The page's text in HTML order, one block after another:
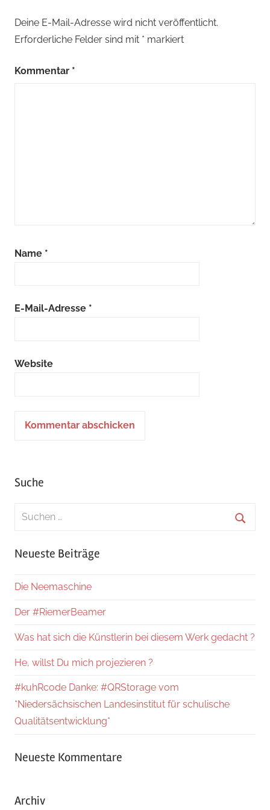
Deine E-Mail-Adresse wird nicht veröffentlicht.
Erforderliche Felder sind mit * markiert
Kommentar *
Name *
E-Mail-Adresse *
Website
Suche
Suchen
Neueste Beiträge
Die Neemaschine
Der #RiemerBeamer
Was hat sich die Künstlerin bei diesem Werk gedacht ?
He, willst Du mich projezieren ?
#kuhRcode Danke: #QRStorage vom
*Niedersächsischen Landesinstitut für schulische
Qualitätsentwicklung*
Neueste Kommentare
Archiv